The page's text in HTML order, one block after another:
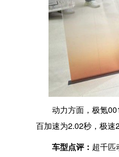
动力方面，极氪
百加速为2.02秒，极速
车型点评： 超千